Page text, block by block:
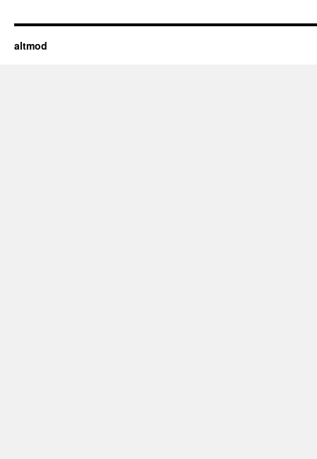
altmod